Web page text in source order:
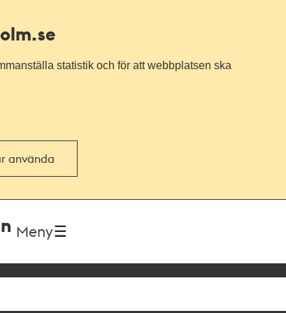
statistik och för att webbplatsen ska
använda
Meny